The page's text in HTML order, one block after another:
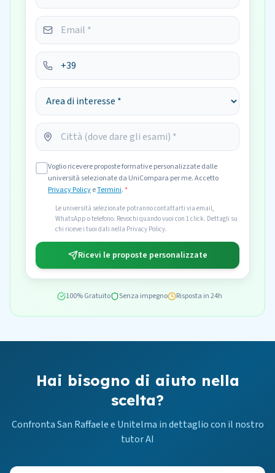
Voglio ricevere proposte formative personalizzate dalle
università selezionate da UniCompara per me. Accetto
Privacy PolicyeTermini.*
Le università selezionate potranno contattarti via email,
WhatsApp o telefono. Revochi quando vuoi con 1 click. Dettagli su
chi riceve i tuoi dati nella Privacy Policy.
Ricevi le proposte personalizzate
100% Gratuito Senza impegno Risposta in 24h
Hai bisogno di aiuto nella
scelta?
Confronta San Raffaele e Unitelma in dettaglio con il nostro
tutor AI